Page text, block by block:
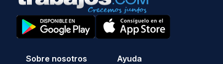
Sobre nosotros Ayuda